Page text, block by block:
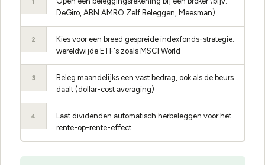
DeGiro, ABN AMRO Zelf Beleggen, Meesman)
2
Kies voor een breed gespreide indexfonds-strategie:
wereldwijde ETF's zoals MSCI World
3
Beleg maandelijks een vast bedrag, ook als de beurs
daalt (dollar-cost averaging)
4
Laat dividenden automatisch herbeleggen voor het
rente-op-rente-effect